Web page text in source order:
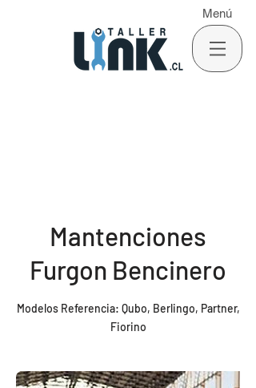
Menú
Mantenciones
Furgon Bencinero
Modelos Referencia: Qubo, Berlingo, Partner,
Fiorino